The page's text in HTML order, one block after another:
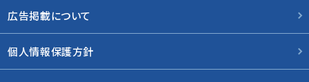
広告掲載について
個人情報保護方針